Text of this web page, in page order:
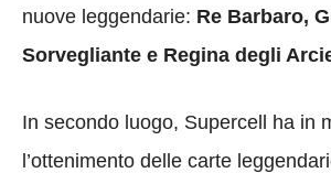
nuove leggendarie: Re Barbaro,
Sorvegliante e Regina degli
In secondo luogo, Supercell ha in
l’ottenimento delle carte